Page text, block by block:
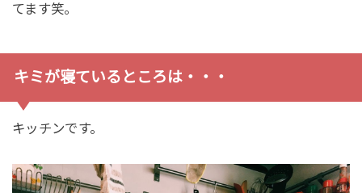
てます笑。
キミが寝ているところは・・・
キッチンです。